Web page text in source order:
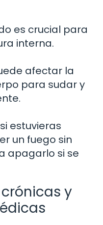
es crucial para
interna.
afectar la
para sudar y
estuvieras
un fuego sin
apagarlo si se
y